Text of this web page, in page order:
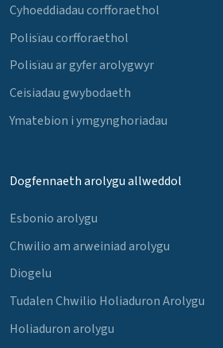
Cyhoeddiadau corfforaethol
Polisïau corfforaethol
Polisïau ar gyfer arolygwyr
Ceisiadau gwybodaeth
Ymatebion i ymgynghoriadau
Dogfennaeth arolygu allweddol
Esbonio arolygu
Chwilio am arweiniad arolygu
Diogelu
Tudalen Chwilio Holiaduron Arolygu
Holiaduron arolygu